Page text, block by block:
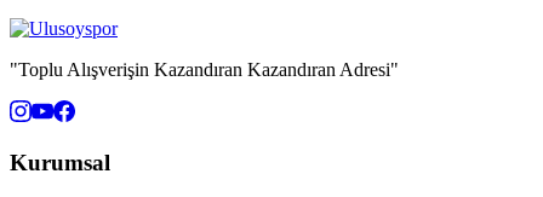
"Toplu Alışverişin Kazandıran Kazandıran Adresi"
Kurumsal